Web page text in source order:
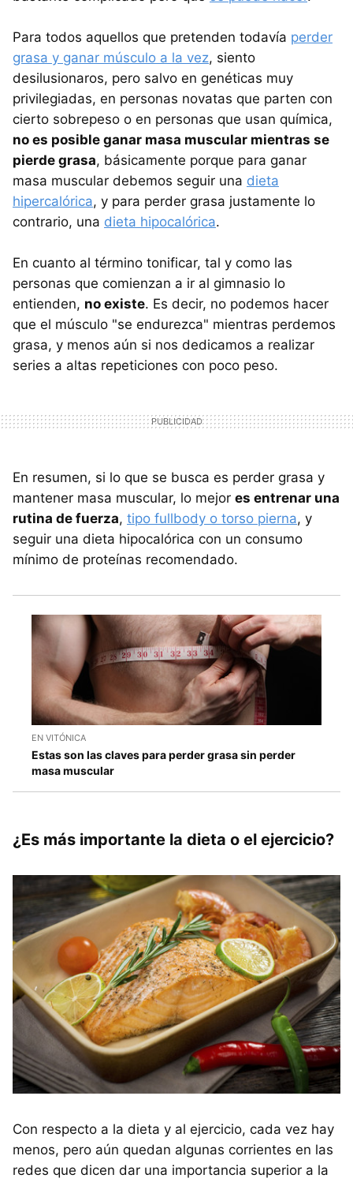
Para todos aquellos que pretenden todavía perder
grasa y ganar músculo a la vez, siento
desilusionaros, pero salvo en genéticas muy
privilegiadas, en personas novatas que parten con
cierto sobrepeso o en personas que usan química,
no es posible ganar masa muscular mientras se
pierde grasa, básicamente porque para ganar
masa muscular debemos seguir una dieta
hipercalórica, y para perder grasa justamente lo
contrario, una dieta hipocalórica.
En cuanto al término tonificar, tal y como las
personas que comienzan a ir al gimnasio lo
entienden, no existe. Es decir, no podemos hacer
que el músculo "se endurezca" mientras perdemos
grasa, y menos aún si nos dedicamos a realizar
series a altas repeticiones con poco peso.
En resumen, si lo que se busca es perder grasa y
mantener masa muscular, lo mejor es entrenar una
rutina de fuerza, tipo fullbody o torso pierna, y
seguir una dieta hipocalórica con un consumo
mínimo de proteínas recomendado.
EN VITÓNICA
Estas son las claves para perder grasa sin perder
masa muscular
¿Es más importante la dieta o el ejercicio?
Con respecto a la dieta y al ejercicio, cada vez hay
menos, pero aún quedan algunas corrientes en las
redes que dicen dar una importancia superior a la